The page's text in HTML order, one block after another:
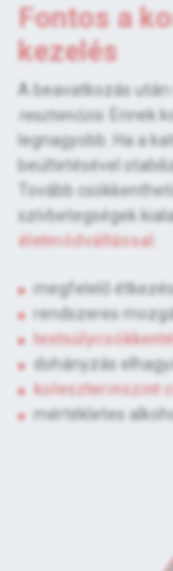
Fontos a
kezelés
A beavatkozás
resztenózis. Ennek
legnagyobb. Ha a
beültetésével
Tovább
szívbetegségek
életmódváltással
megfelelő
rendszeres
dohányzás
koleszterinszint
mértékletes